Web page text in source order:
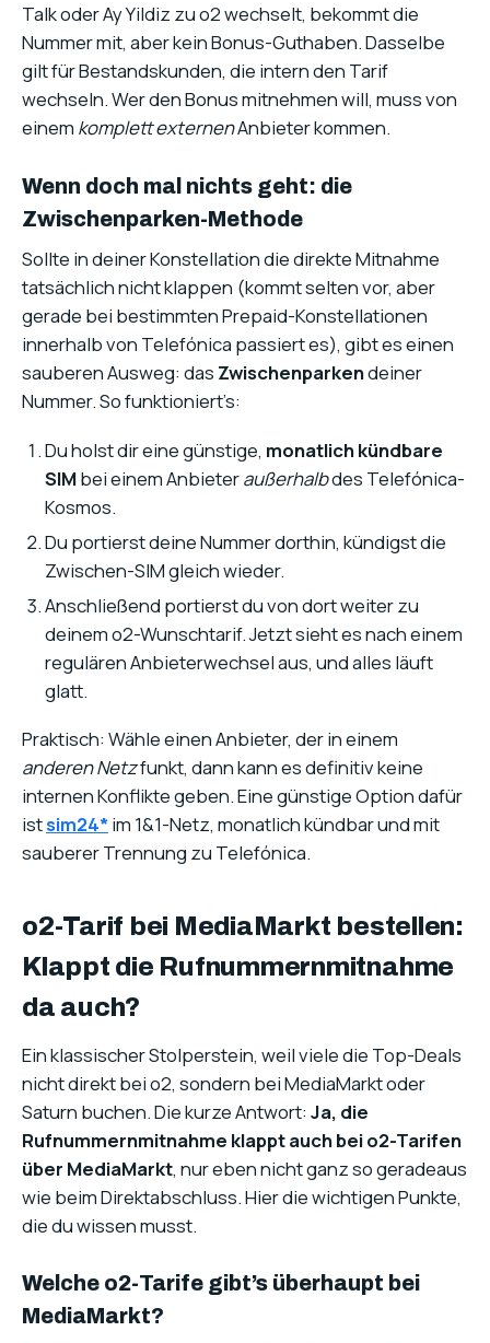
Talk oder Ay Yildiz zu o2 wechselt, bekommt die
Nummer mit, aber kein Bonus-Guthaben. Dasselbe
gilt für Bestandskunden, die intern den Tarif
wechseln. Wer den Bonus mitnehmen will, muss von
einem komplett externenAnbieter kommen.
Wenn doch mal nichts geht: die
Zwischenparken-Methode
Sollte in deiner Konstellation die direkte Mitnahme
tatsächlich nicht klappen (kommt selten vor, aber
gerade bei bestimmten Prepaid-Konstellationen
innerhalb von Telefónica passiert es), gibt es einen
sauberen Ausweg: das Zwischenparkendeiner
Nummer. So funktioniert’s:
Du holst dir eine günstige, monatlich kündbare
SIMbei einem Anbieteraußerhalbdes Telefónica-
Kosmos.
Du portierst deine Nummer dorthin, kündigst die
Zwischen-SIM gleich wieder.
Anschließend portierst du von dort weiter zu
deinem o2-Wunschtarif. Jetzt sieht es nach einem
regulären Anbieterwechsel aus, und alles läuft
glatt.
Praktisch: Wähle einen Anbieter, der in einem
anderen Netzfunkt, dann kann es definitiv keine
internen Konflikte geben. Eine günstige Option dafür
istsim24*im 1&1-Netz, monatlich kündbar und mit
sauberer Trennung zu Telefónica.
o2-Tarif bei MediaMarkt bestellen:
Klappt die Rufnummernmitnahme
da auch?
Ein klassischer Stolperstein, weil viele die Top-Deals
nicht direkt bei o2, sondern bei MediaMarkt oder
Saturn buchen. Die kurze Antwort: Ja, die
Rufnummernmitnahme klappt auch bei o2-Tarifen
über MediaMarkt, nur eben nicht ganz so geradeaus
wie beim Direktabschluss. Hier die wichtigen Punkte,
die du wissen musst.
Welche o2-Tarife gibt’s überhaupt bei
MediaMarkt?